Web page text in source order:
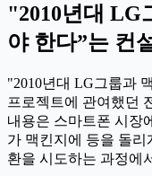
"2010년대 LG
야 한다”는 컨
"2010년대 LG그룹과
프로젝트에 관여했던
내용은 스마트폰 시장
가 맥킨지에 등을 돌
환을 시도하는 과정에